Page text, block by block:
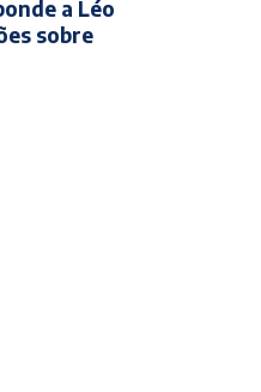
a Léo
sobre